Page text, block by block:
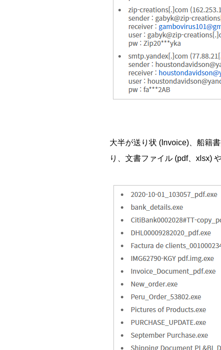
大半が送り状 (Invoice)、船籍
り、文書ファイル (pdf、xlsx)